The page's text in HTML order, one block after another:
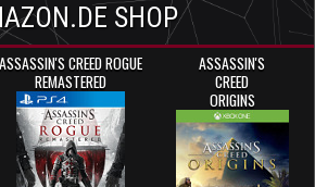
SHOP
ASSASSIN'S CREED ROGUE
REMASTERED
ASSASSIN'S
CREED
ORIGINS